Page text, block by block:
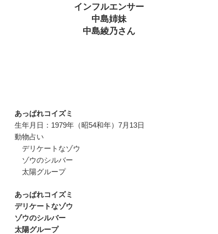
インフルエンサー
中島姉妹
中島綾乃さん
あっぱれコイズミ
生年月日：1979年（昭54和年）7月13日
動物占い
デリケートなゾウ
ゾウのシルバー
太陽グループ
あっぱれコイズミ
デリケートなゾウ
ゾウのシルバー
太陽グループ